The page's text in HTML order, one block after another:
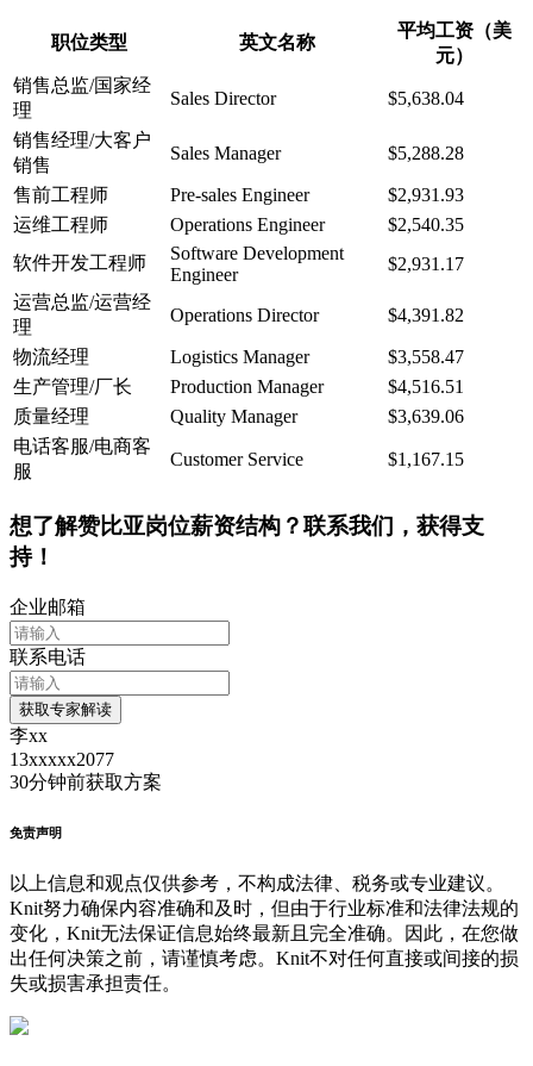
职位类型 英文名称
平均工资（美
元）
销售总监/国家经
理
Sales Director $5,638.04
销售经理/大客户
销售
Sales Manager $5,288.28
售前工程师 Pre-sales Engineer
$2,931.93
运维工程师
Operations Engineer
$2,540.35
软件开发工程师
Software Development
Engineer
$2,931.17
运营总监/运营经
理
Operations Director $4,391.82
物流经理 Logistics Manager
$3,558.47
生产管理/厂长
Production Manager
$4,516.51
质量经理
Quality Manager
$3,639.06
电话客服/电商客
服
Customer Service $1,167.15
想了解赞比亚岗位薪资结构？联系我们，获得支
持！
企业邮箱
联系电话
获取专家解读
李xx
13xxxxx2077
30分钟前获取方案
免责声明
以上信息和观点仅供参考，不构成法律、税务或专业建议。
Knit努力确保内容准确和及时，但由于行业标准和法律法规的
变化，Knit无法保证信息始终最新且完全准确。因此，在您做
出任何决策之前，请谨慎考虑。Knit不对任何直接或间接的损
失或损害承担责任。